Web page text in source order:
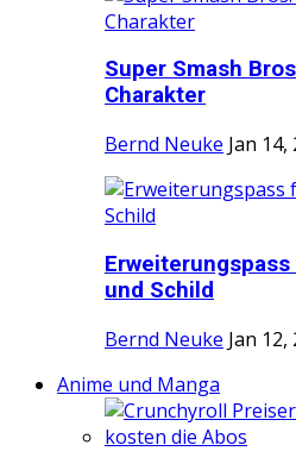
Super Smash
Charakter
Bernd Neuke Jan 14,
und Schild
Bernd Neuke Jan 12,
Anime und Manga